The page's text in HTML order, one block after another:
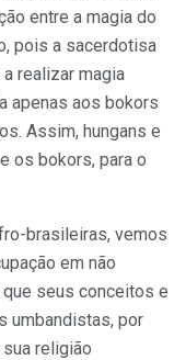
entre a magia do
pois a sacerdotisa
realizar magia
apenas aos bokors
Assim, hungans e
os bokors, para o
brasileiras, vemos
em não
seus conceitos e
umbandistas, por
religião